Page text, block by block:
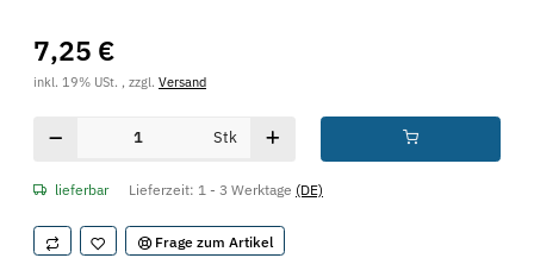
7,25 €
inkl. 19% USt. , zzgl. Versand
Stk
lieferbar Lieferzeit: 1 - 3 Werktage (DE)
Frage zum Artikel